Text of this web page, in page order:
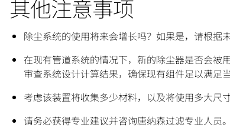
其他注意事项
除尘系统的使用将来会增长吗？如果是，请根据
在现有管道系统的情况下，新的除尘器是否会被
审查系统设计计算结果，确保现有组件足以满足
考虑该装置将收集多少材料，以及将使用多大尺
请务必获得专业建议并咨询唐纳森过滤专业人员。